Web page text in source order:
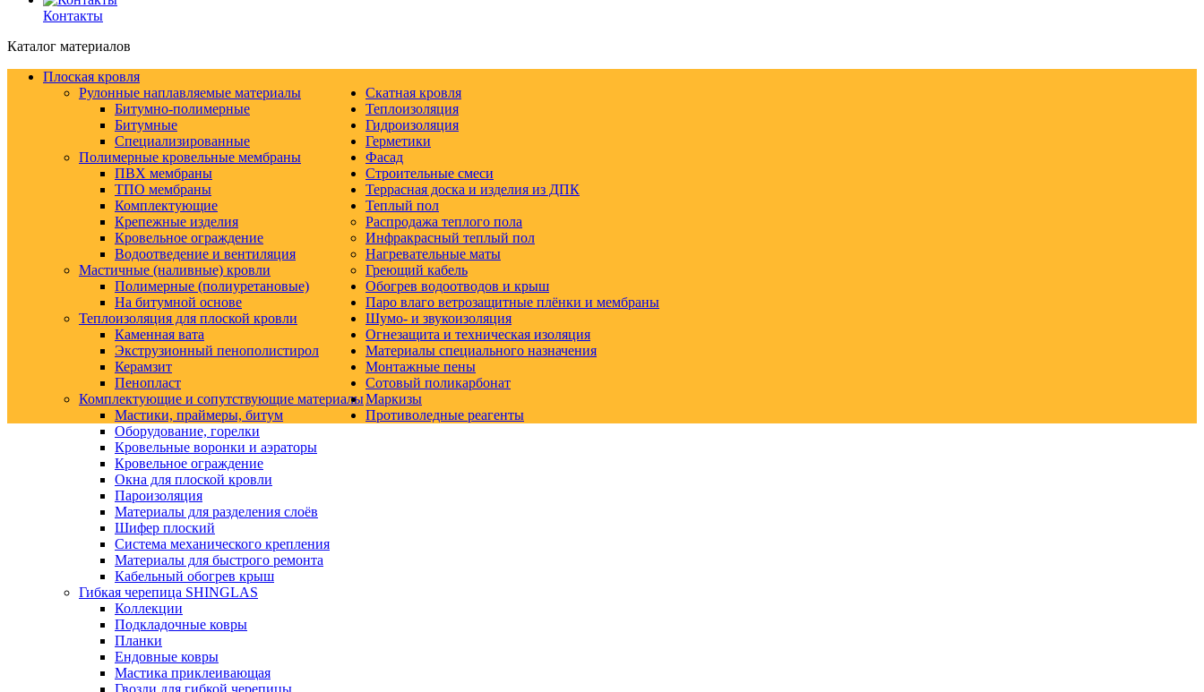
Контакты
Каталог материалов
Плоская кровля
Рулонные наплавляемые материалы
Битумно-полимерные
Битумные
Специализированные
Полимерные кровельные мембраны
ПВХ мембраны
ТПО мембраны
Комплектующие
Крепежные изделия
Кровельное ограждение
Водоотведение и вентиляция
Мастичные (наливные) кровли
Полимерные (полиуретановые)
На битумной основе
Теплоизоляция для плоской кровли
Каменная вата
Экструзионный пенополистирол
Керамзит
Пенопласт
Комплектующие и сопутствующие материалы
Мастики, праймеры, битум
Оборудование, горелки
Кровельные воронки и аэраторы
Кровельное ограждение
Окна для плоской кровли
Пароизоляция
Материалы для разделения слоёв
Шифер плоский
Система механического крепления
Материалы для быстрого ремонта
Кабельный обогрев крыш
Скатная кровля
Гибкая черепица SHINGLAS
Коллекции
Подкладочные ковры
Планки
Ендовные ковры
Мастика приклеивающая
Гвозди для гибкой черепицы
Теплоизоляция
Гидроизоляция
Герметики
Фасад
Строительные смеси
Террасная доска и изделия из ДПК
Теплый пол
Распродажа теплого пола
Инфракрасный теплый пол
Нагревательные маты
Греющий кабель
Обогрев водоотводов и крыш
Паро влаго ветрозащитные плёнки и мембраны
Шумо- и звукоизоляция
Огнезащита и техническая изоляция
Материалы специального назначения
Монтажные пены
Сотовый поликарбонат
Маркизы
Противоледные реагенты